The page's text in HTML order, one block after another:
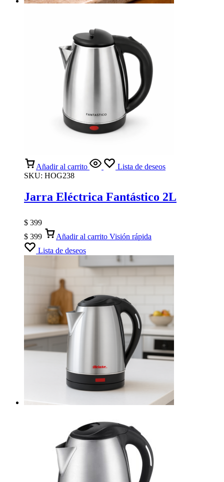
Añadir al carrito
Lista de deseos
SKU: HOG238
Jarra Eléctrica Fantástico 2L
$ 399
$ 399 Añadir al carrito Visión rápida
Lista de deseos